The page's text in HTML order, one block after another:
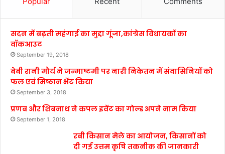
सदन में बढ़ती महंगाई का मुद्दा गूंजा,कांग्रेस विधायकों का
वॉकआउट
September 19, 2018
बेबी रानी मौर्य ने जन्माष्टमी पर नारी निकेतन में संवासिनियों को
फल एवं मिष्ठान भेंट किया
September 3, 2018
प्रणब और शिबनाथ ने कपल इवेंट का गोल्ड अपने नाम किया
September 1, 2018
रबी किसान मेले का आयोजन, किसानों को
दी गई उत्तम कृषि तकनीक की जानकारी